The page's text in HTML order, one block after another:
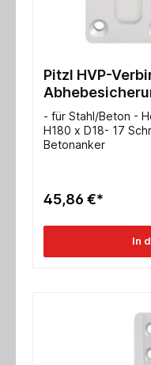
Pitzl HVP-
- für Stahl/Beton -
H180 x D18- 17
Betonanker
45,86 €*
In